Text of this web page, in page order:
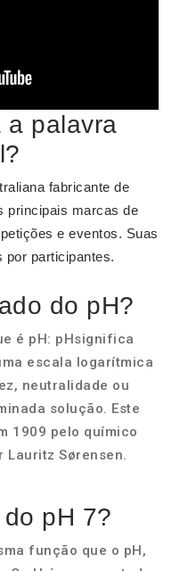
a palavra
fabricante de
principais marcas de
e eventos. Suas
por participantes.
do pH?
é pH: pHsignifica
escala logarítmica
neutralidade ou
solução. Este
1909 pelo químico
Lauritz Sørensen.
pH 7?
função que o pH,